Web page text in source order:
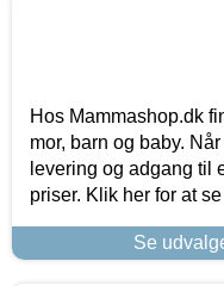
Hos Mammashop.dk
mor, barn og baby.
levering og adgang til
priser. Klik her for at
Se